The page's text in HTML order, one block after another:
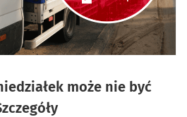
może nie być